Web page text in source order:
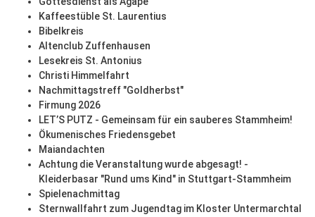
Kaffeestüble St. Laurentius
Bibelkreis
Altenclub Zuffenhausen
Lesekreis St. Antonius
Christi Himmelfahrt
Nachmittagstreff "Goldherbst"
Firmung 2026
LET’S PUTZ - Gemeinsam für ein sauberes Stammheim!
Ökumenisches Friedensgebet
Maiandachten
Achtung die Veranstaltung wurde abgesagt! -
Kleiderbasar "Rund ums Kind" in Stuttgart-Stammheim
Spielenachmittag
Sternwallfahrt zum Jugendtag im Kloster Untermarchtal